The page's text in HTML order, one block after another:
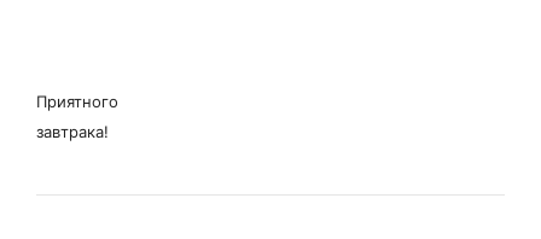
Приятного
завтрака!